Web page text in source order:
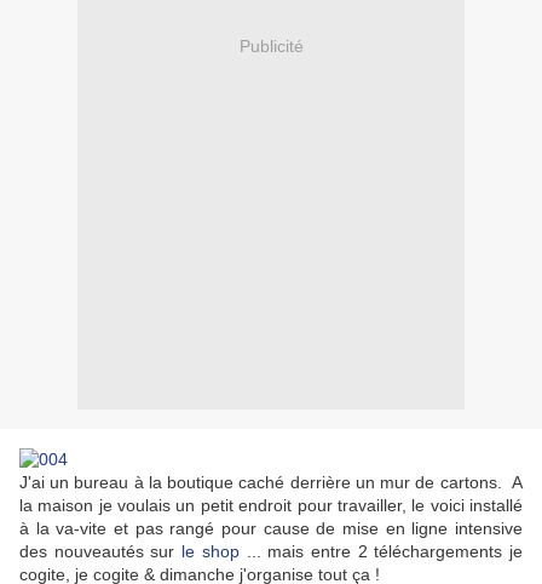
Publicité
J'ai un bureau à la boutique caché derrière un mur de cartons. A
la maison je voulais un petit endroit pour travailler, le voici installé
à la va-vite et pas rangé pour cause de mise en ligne intensive
des nouveautés sur le shop... mais entre 2 téléchargements je
cogite, je cogite & dimanche j'organise tout ça !